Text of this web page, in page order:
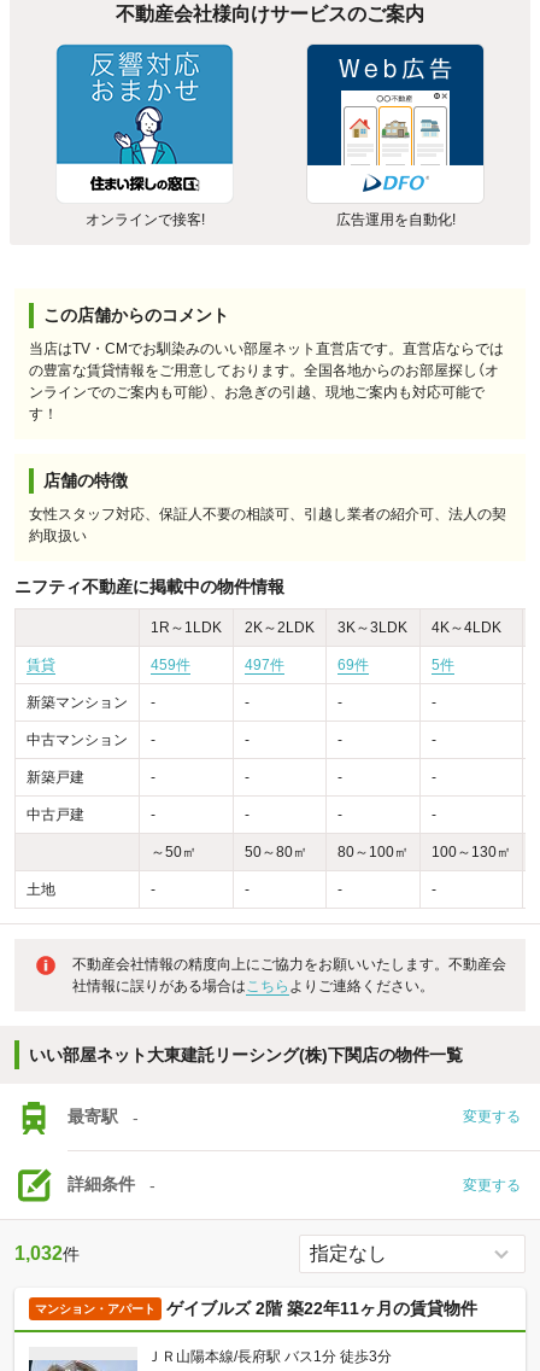
不動産会社様向けサービスのご案内
オンラインで接客! 広告運用を自動化!
この店舗からのコメント
当店はTV・CMでお馴染みのいい部屋ネット直営店です。直営店ならでは
の豊富な賃貸情報をご用意しております。全国各地からのお部屋探し（オ
ンラインでのご案内も可能）、お急ぎの引越、現地ご案内も対応可能で
す！
店舗の特徴
女性スタッフ対応、保証人不要の相談可、引越し業者の紹介可、法人の契
約取扱い
ニフティ不動産に掲載中の物件情報
1R～1LDK 2K～2LDK 3K～3LDK 4K～4LDK
賃貸 459件 497件 69件 5件
新築マンション - - - -
中古マンション - - - -
新築戸建 - - - -
中古戸建 - - - -
～50㎡ 50～80㎡ 80～100㎡ 100～130㎡
土地 - - - -
不動産会社情報の精度向上にご協力をお願いいたします。不動産会
社情報に誤りがある場合はこちら よりご連絡ください。
いい部屋ネット大東建託リーシング(株)下関店の物件一覧
最寄駅 - 変更する
詳細条件 - 変更する
1,032件
マンション・アパート ゲイブルズ 2階 築22年11ヶ月の賃貸物件
ＪＲ山陽本線/長府駅 バス1分 徒歩3分